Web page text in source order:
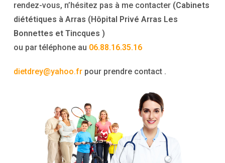
rendez-vous, n’hésitez pas à me contacter (Cabinets
diététiques à Arras (Hôpital Privé Arras Les
Bonnettes etTincques)
ou par téléphone au 06.88.16.35.16
dietdrey@yahoo.fr pour prendre contact .